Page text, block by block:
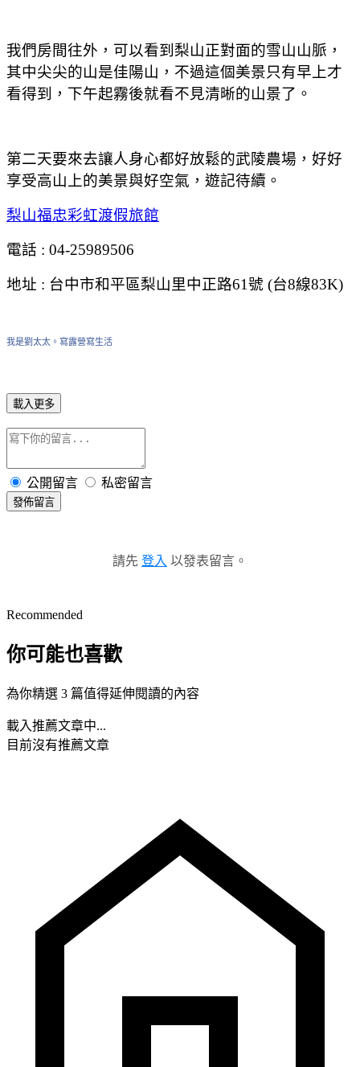
我們房間往外，可以看到梨山正對面的雪山山脈，
其中尖尖的山是佳陽山，不過這個美景只有早上才
看得到，下午起霧後就看不見清晰的山景了。
第二天要來去讓人身心都好放鬆的武陵農場，好好
享受高山上的美景與好空氣，遊記待續。
梨山福忠彩虹渡假旅館
電話 : 04-25989506
地址 : 台中市和平區梨山里中正路61號 (台8線83K)
我是劉太太。寫露營寫生活
載入更多
公開留言 私密留言
發佈留言
請先 登入 以發表留言。
Recommended
你可能也喜歡
為你精選 3 篇值得延伸閱讀的內容
載入推薦文章中...
目前沒有推薦文章